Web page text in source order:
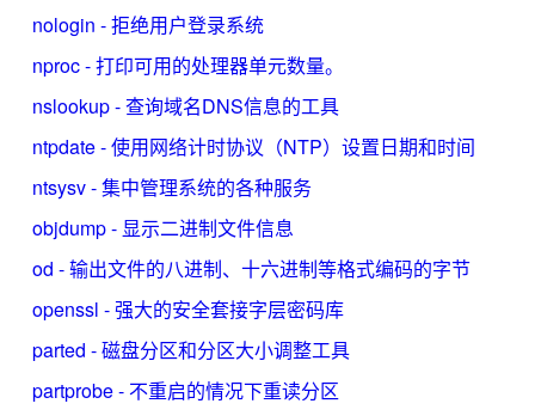
nologin - 拒绝用户登录系统
nproc - 打印可用的处理器单元数量。
nslookup - 查询域名DNS信息的工具
ntpdate - 使用网络计时协议（NTP）设置日期和时间
ntsysv - 集中管理系统的各种服务
objdump - 显示二进制文件信息
od - 输出文件的八进制、十六进制等格式编码的字节
openssl - 强大的安全套接字层密码库
parted - 磁盘分区和分区大小调整工具
partprobe - 不重启的情况下重读分区